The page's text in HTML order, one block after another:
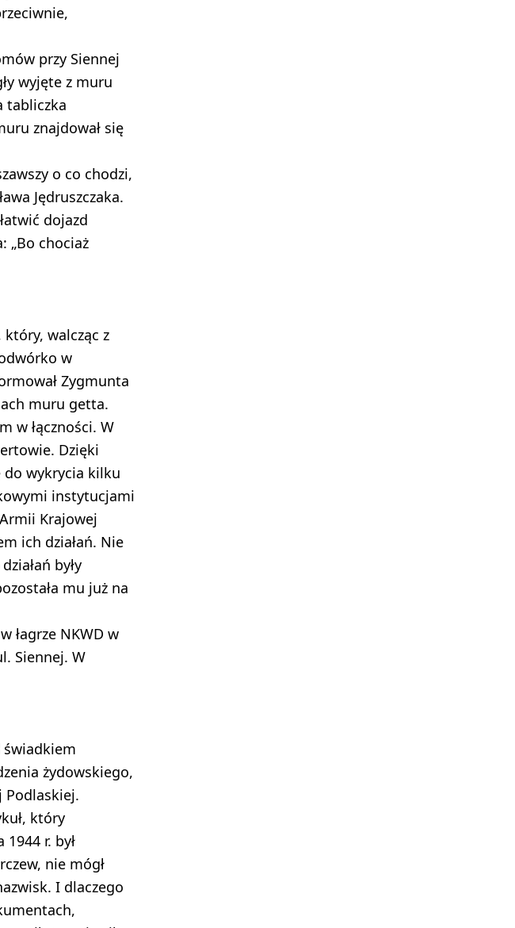
przy Siennej
wyjęte z muru
tabliczka
znajdował się
o co chodzi,
Jędruszczaka.
dojazd
„Bo chociaż
który, walcząc z
w
Zygmunta
muru getta.
w łączności. W
Dzięki
do wykrycia kilku
instytucjami
Krajowej
ich działań. Nie
były
mu już na
łagrze NKWD w
Siennej. W
świadkiem
żydowskiego,
Podlaskiej.
który
r. był
nie mógł
I dlaczego